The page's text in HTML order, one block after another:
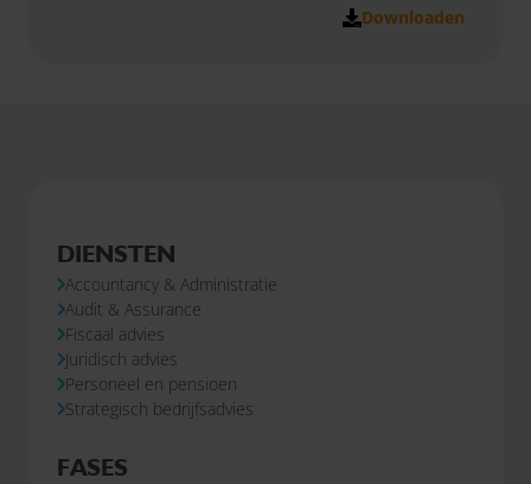
Downloaden
DIENSTEN
Accountancy & Administratie
Audit & Assurance
Fiscaal advies
Juridisch advies
Personeel en pensioen
Strategisch bedrijfsadvies
FASES